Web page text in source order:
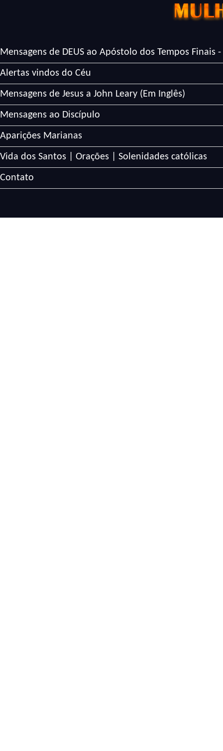
Mensagens de DEUS ao Apóstolo dos Tempos Finais -
Alertas vindos do Céu
Mensagens de Jesus a John Leary (Em Inglês)
Mensagens ao Discípulo
Aparições Marianas
Vida dos Santos | Orações | Solenidades católicas
Contato